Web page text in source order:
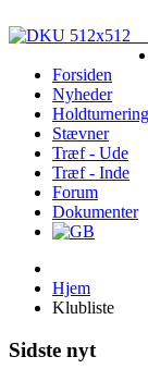
Forsiden
Nyheder
Stævner
Træf - Ude
Træf - Inde
Forum
Dokumenter
Hjem
Klubliste
Sidste nyt